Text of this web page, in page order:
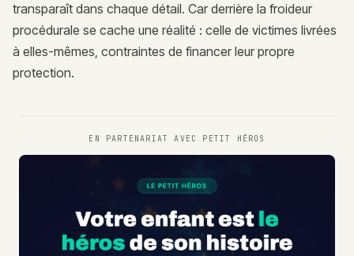
transparaît dans chaque détail. Car derrière la froideur
procédurale se cache une réalité : celle de victimes livrées
à elles-mêmes, contraintes de financer leur propre
protection.
EN PARTENARIAT AVEC PETIT HÉROS